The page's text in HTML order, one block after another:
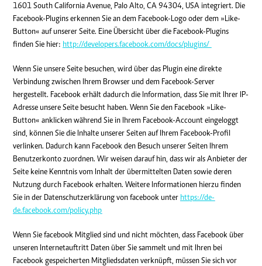
1601 South California Avenue, Palo Alto, CA 94304, USA integriert. Die
Facebook-Plugins erkennen Sie an dem Facebook-Logo oder dem »Like-
Button« auf unserer Seite. Eine Übersicht über die Facebook-Plugins
finden Sie hier: http://developers.facebook.com/docs/plugins/
Wenn Sie unsere Seite besuchen, wird über das Plugin eine direkte
Verbindung zwischen Ihrem Browser und dem Facebook-Server
hergestellt. Facebook erhält dadurch die Information, dass Sie mit Ihrer IP-
Adresse unsere Seite besucht haben. Wenn Sie den Facebook »Like-
Button« anklicken während Sie in Ihrem Facebook-Account eingeloggt
sind, können Sie die Inhalte unserer Seiten auf Ihrem Facebook-Profil
verlinken. Dadurch kann Facebook den Besuch unserer Seiten Ihrem
Benutzerkonto zuordnen. Wir weisen darauf hin, dass wir als Anbieter der
Seite keine Kenntnis vom Inhalt der übermittelten Daten sowie deren
Nutzung durch Facebook erhalten. Weitere Informationen hierzu finden
Sie in der Datenschutzerklärung von facebook unter https://de-
de.facebook.com/policy.php
Wenn Sie facebook Mitglied sind und nicht möchten, dass Facebook über
unseren Internetauftritt Daten über Sie sammelt und mit Ihren bei
Facebook gespeicherten Mitgliedsdaten verknüpft, müssen Sie sich vor